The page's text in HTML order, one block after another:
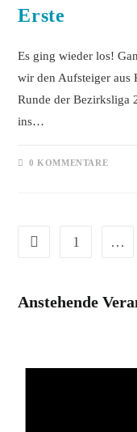
Erste
Es ging wieder los!
wir den Aufsteiger aus
Runde der Bezirksliga
ins…
0 KOMMENTARE
Gehe zur vorherigen
1 …
Anstehende